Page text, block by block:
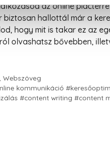
az online
hallottál már a
hogy mit is takar ez az
olvashatsz bővebben,
Webszöveg
kommunikáció
#content writing #content